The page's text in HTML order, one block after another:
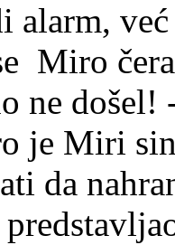
alarm,
Miro
ne
je Miri
da